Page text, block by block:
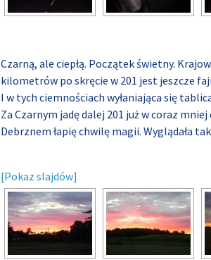
Czarną, ale ciepłą. Początek świetny.
kilometrów po skręcie w 201 jest jeszcze
I w tych ciemnościach wyłaniająca się
Za Czarnym jadę dalej 201 już w coraz
Debrznem łapię chwilę magii. Wyglądała
[Pokaz slajdów]